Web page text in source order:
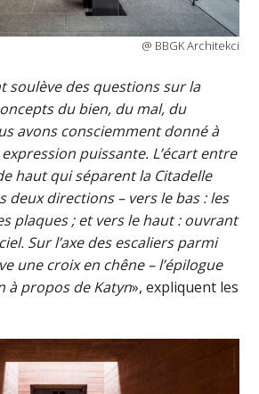
@ BBGK Architekci
soulève des questions sur la
du bien, du mal, du
avons consciemment donné à
puissante. L’écart entre
haut qui séparent la Citadelle
deux directions – vers le bas : les
plaques ; et vers le haut : ouvrant
Sur l’axe des escaliers parmi
une croix en chêne – l’épilogue
à propos de Katyn», expliquent les